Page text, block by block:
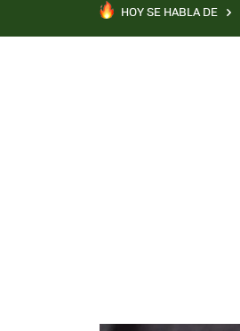
HOY SE HABLA DE